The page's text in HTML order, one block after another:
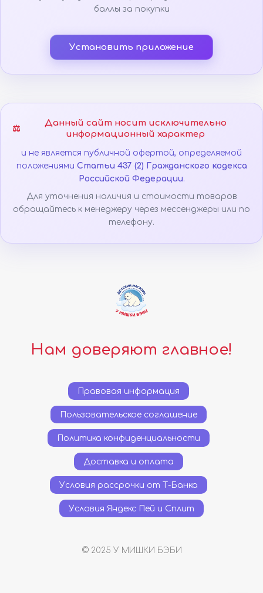
баллы за покупки
Установить приложение
⚖️
Данный сайт носит исключительно
информационный характер
и не является публичной офертой, определяемой
положениями Статьи 437 (2) Гражданского кодекса
Российской Федерации.
Для уточнения наличия и стоимости товаров
обращайтесь к менеджеру через мессенджеры или по
телефону.
Нам доверяют главное!
Правовая информация
Пользовательское соглашение
Политика конфиденциальности
Доставка и оплата
Условия рассрочки от Т-Банка
Условия Яндекс Пей и Сплит
© 2025 У МИШКИ БЭБИ